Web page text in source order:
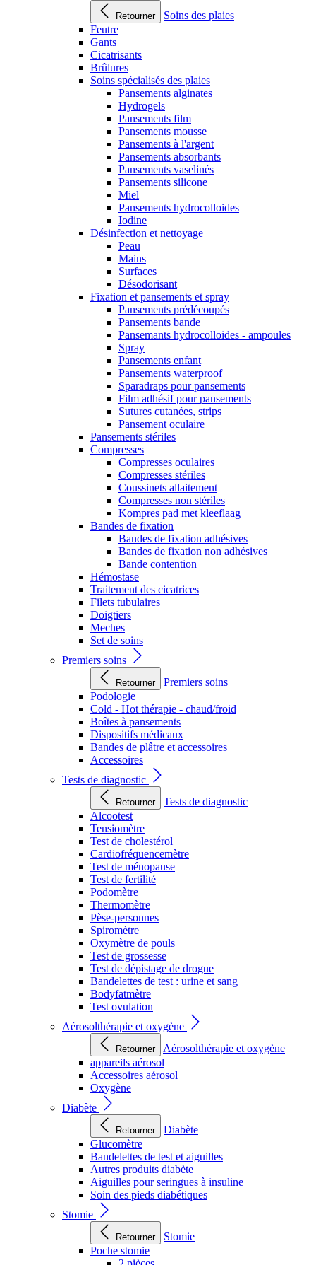
Retourner
Soins des plaies
Feutre
Gants
Cicatrisants
Brûlures
Soins spécialisés des plaies
Pansements alginates
Hydrogels
Pansements film
Pansements mousse
Pansements à l'argent
Pansements absorbants
Pansements vaselinés
Pansements silicone
Miel
Pansements hydrocolloides
Iodine
Désinfection et nettoyage
Peau
Mains
Surfaces
Désodorisant
Fixation et pansements et spray
Pansements prédécoupés
Pansements bande
Pansemants hydrocolloides - ampoules
Spray
Pansements enfant
Pansements waterproof
Sparadraps pour pansements
Film adhésif pour pansements
Sutures cutanées, strips
Pansement oculaire
Pansements stériles
Compresses
Compresses oculaires
Compresses stériles
Coussinets allaitement
Compresses non stériles
Kompres pad met kleeflaag
Bandes de fixation
Bandes de fixation adhésives
Bandes de fixation non adhésives
Bande contention
Hémostase
Traitement des cicatrices
Filets tubulaires
Doigtiers
Meches
Set de soins
Premiers soins
Retourner
Premiers soins
Podologie
Cold - Hot thérapie - chaud/froid
Boîtes à pansements
Dispositifs médicaux
Bandes de plâtre et accessoires
Accessoires
Tests de diagnostic
Retourner
Tests de diagnostic
Alcootest
Tensiomètre
Test de cholestérol
Cardiofréquencemètre
Test de ménopause
Test de fertilité
Podomètre
Thermomètre
Pèse-personnes
Spiromètre
Oxymètre de pouls
Test de grossesse
Test de dépistage de drogue
Bandelettes de test : urine et sang
Bodyfatmètre
Test ovulation
Aérosolthérapie et oxygène
Retourner
Aérosolthérapie et oxygène
appareils aérosol
Accessoires aérosol
Oxygène
Diabète
Retourner
Diabète
Glucomètre
Bandelettes de test et aiguilles
Autres produits diabète
Aiguilles pour seringues à insuline
Soin des pieds diabétiques
Stomie
Retourner
Stomie
Poche stomie